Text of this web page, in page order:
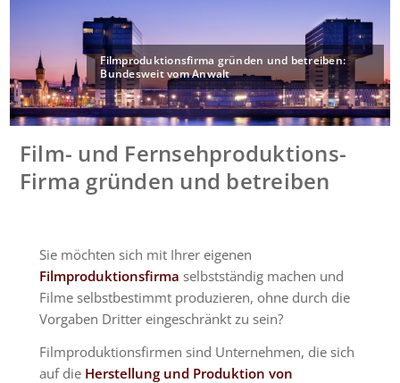
Filmproduktionsfirma gründen und betreiben:
Bundesweit vom Anwalt
Film- und Fernsehproduktions-
Firma gründen und betreiben
Sie möchten sich mit Ihrer eigenen
Filmproduktionsfirma selbstständig machen und
Filme selbstbestimmt produzieren, ohne durch die
Vorgaben Dritter eingeschränkt zu sein?
Filmproduktionsfirmen sind Unternehmen, die sich
auf die Herstellung und Produktion von